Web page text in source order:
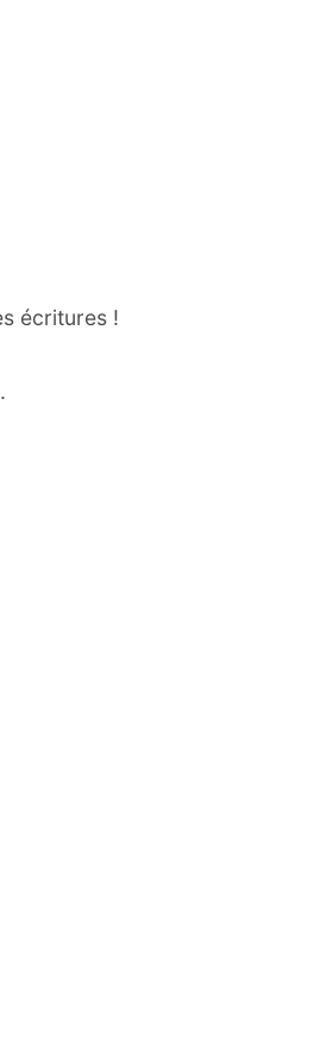
écritures !